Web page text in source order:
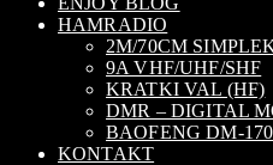
HAMRADIO
2M/70CM
9A VHF/UHF/SHF
KRATKI VAL (HF)
DMR – DIGITAL
BAOFENG DM-
KONTAKT